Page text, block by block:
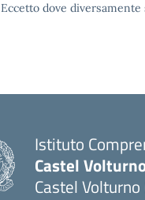
Eccetto dove
Istituto
Castel
Castel Volturno